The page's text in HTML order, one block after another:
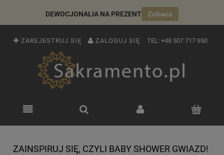
DEWOCJONALIA NA PREZENT Zobacz
ZAREJESTRUJ SIĘ ZALOGUJ SIĘ TEL: +48 507 717 950
ZAINSPIRUJ SIĘ, CZYLI BABY SHOWER GWIAZD!